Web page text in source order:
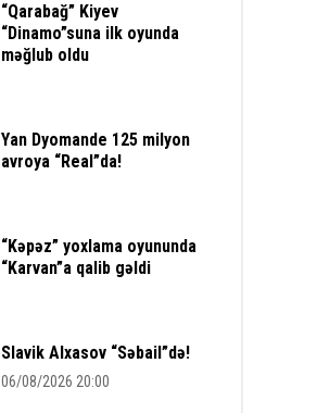
“Qarabağ” Kiyev
“Dinamo”suna ilk oyunda
məğlub oldu
Yan Dyomande 125 milyon
avroya “Real”da!
“Kəpəz” yoxlama oyununda
“Karvan”a qalib gəldi
Slavik Alxasov “Səbail”də!
06/08/2026 20:00